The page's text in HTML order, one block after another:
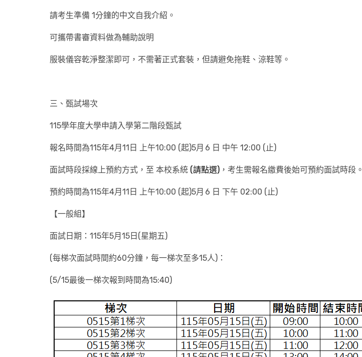
請考生準備 1分鐘的中文自我介紹。
可攜帶書審資料做為輔助說明
服裝儀容乾淨整潔即可，不需著正式套裝，但請避免拖鞋、涼鞋等。
三、甄試場次
115學年度大學申請入學第二階段甄試
報名時間為115年4月11日 上午10:00 (起)5月 6 日 中午 12:00 (止)
面試時段採線上預約方式，至 本校系統 (請點選) ，考生需報名繳費後始可預約面試時段。
預約時間為115年4月11日 上午10:00 (起)5月 6 日 下午 02:00 (止)
【一般組】
面試日期：115年5月15日(星期五)
(每梯次面試時間約60分鐘，每一梯次至多15人)：
(5/15最後一梯次報到時間為15:40)